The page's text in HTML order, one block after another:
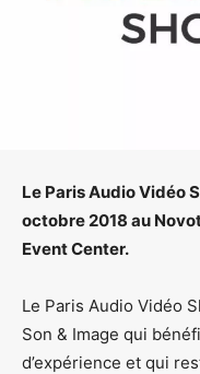
Le Paris Audio Vidéo
octobre 2018 au
Event Center.
Le Paris Audio Vidéo
Son & Image qui
d’expérience et qui